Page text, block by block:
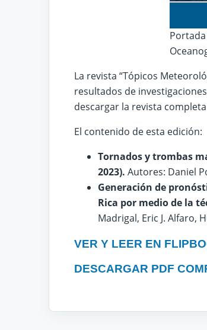
La revista “Tópicos
resultados de
descargar la revista
El contenido de esta edición:
Tornados y trombas
2023). Autores: Daniel
Generación de
Rica por medio de la
Madrigal, Eric J. Alfaro,
VER Y LEER EN
DESCARGAR PDF